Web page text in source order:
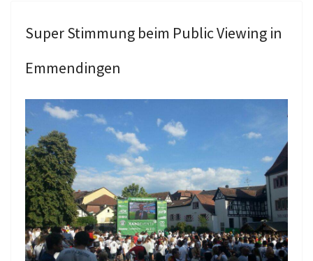
Super Stimmung beim Public Viewing in
Emmendingen